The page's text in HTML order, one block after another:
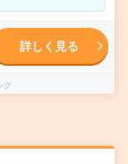
詳しく見る
グ